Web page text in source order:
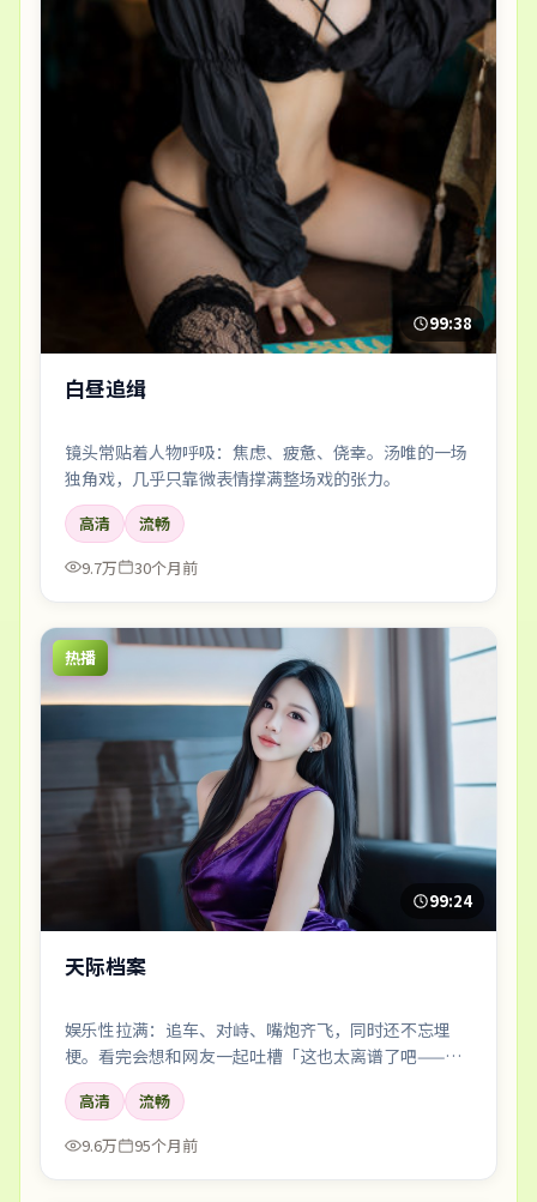
99:38
白昼追缉
镜头常贴着人物呼吸：焦虑、疲惫、侥幸。汤唯的一场
独角戏，几乎只靠微表情撑满整场戏的张力。
高清
流畅
9.7万
30个月前
热播
99:24
天际档案
娱乐性拉满：追车、对峙、嘴炮齐飞，同时还不忘埋
梗。看完会想和网友一起吐槽「这也太离谱了吧——但
好爽」。
高清
流畅
9.6万
95个月前